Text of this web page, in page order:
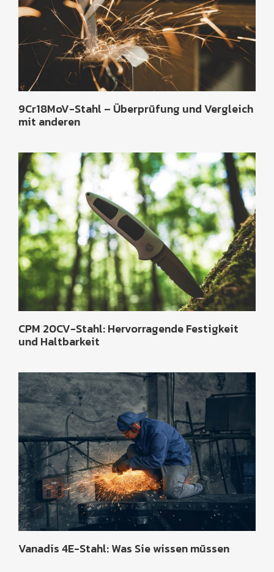
9Cr18MoV-Stahl – Überprüfung und Vergleich
mit anderen
CPM 20CV-Stahl: Hervorragende Festigkeit
und Haltbarkeit
Vanadis 4E-Stahl: Was Sie wissen müssen